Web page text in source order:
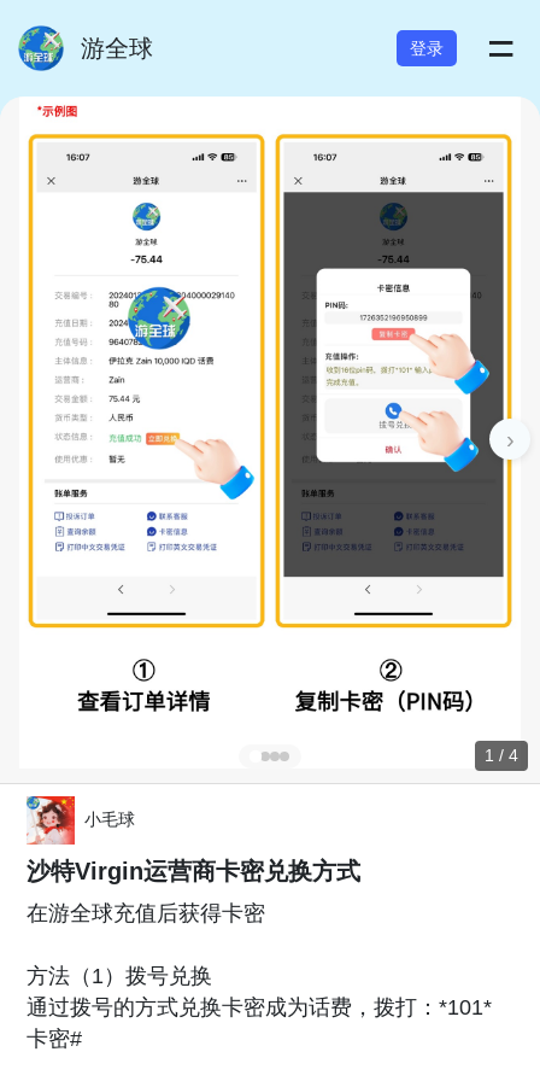
游全球 登录 =
›
1 / 4
小毛球
沙特Virgin运营商卡密兑换方式
在游全球充值后获得卡密
方法（1）拨号兑换
通过拨号的方式兑换卡密成为话费，拨打：*101*
卡密#